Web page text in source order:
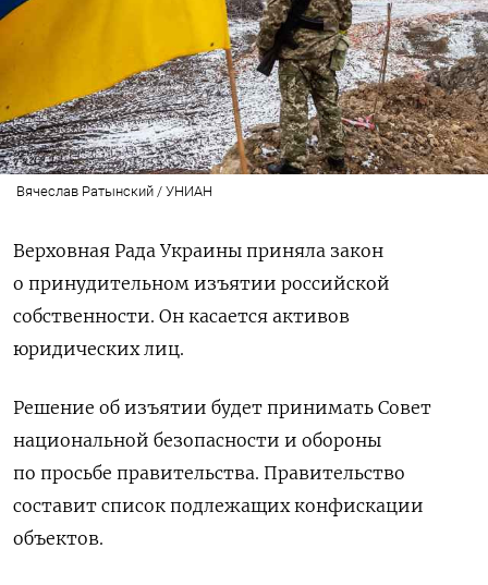
Вячеслав Ратынский / УНИАН
Верховная Рада Украины приняла закон
о принудительном изъятии российской
собственности. Он касается активов
юридических лиц.
Решение об изъятии будет принимать Совет
национальной безопасности и обороны
по просьбе правительства. Правительство
составит список подлежащих конфискации
объектов.